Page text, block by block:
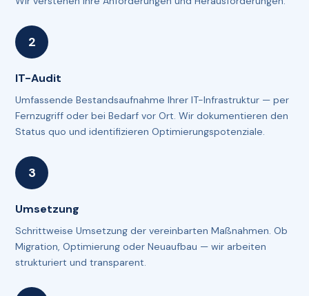
IT-Audit
Umfassende Bestandsaufnahme Ihrer IT-Infrastruktur — per
Fernzugriff oder bei Bedarf vor Ort. Wir dokumentieren den
Status quo und identifizieren Optimierungspotenziale.
Umsetzung
Schrittweise Umsetzung der vereinbarten Maßnahmen. Ob
Migration, Optimierung oder Neuaufbau — wir arbeiten
strukturiert und transparent.